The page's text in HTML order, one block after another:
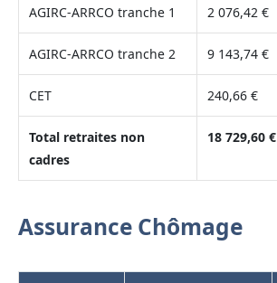
AGIRC-ARRCO tranche 1 2 076,42 €
AGIRC-ARRCO tranche 2 9 143,74 €
CET 240,66 €
Total retraites non
cadres
18 729,60 €
Assurance Chômage